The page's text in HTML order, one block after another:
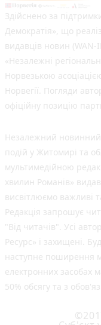
Здійснено за
Демократія», що
видавців новин (WAN-
«Незалежні
Норвезькою
Норвегії. Погляди
офіційну позицію
Незалежний
подій у Житомирі та
мультимедійною
хвилин Романів»
висвітлюємо важливі
Редакція запрошує
"Від читачів". Усі
Ресурс» і захищені.
наступне поширення
електронних засобах
50% обсягу та з